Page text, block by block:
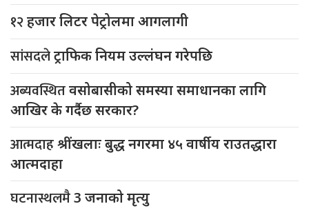
१२हजार लिटर पेट्रोलमा आगलागी
सांसदलेट्राफिक नियम उल्लंघन गरेपछि
अब्यवस्थितवसोबासीको समस्या समाधानका लागि
आखिर के गर्दैछ सरकार?
आत्मदाहश्रींखलाः बुद्ध नगरमा ४५ वार्षीय राउतद्धारा
आत्मदाहा
घटनास्थलमै3 जनाको मृत्यु